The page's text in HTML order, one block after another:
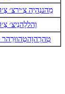
מַהננִהיַה צִ׳ירצ׳
וֶהללָהנַיצ׳